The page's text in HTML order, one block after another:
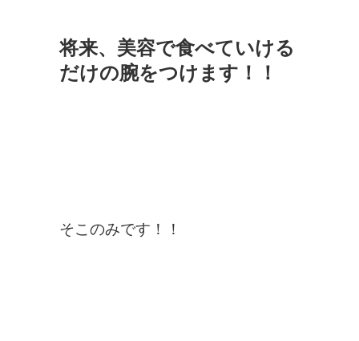
将来、美容で食べていける
だけの腕をつけます！！
そこのみです！！